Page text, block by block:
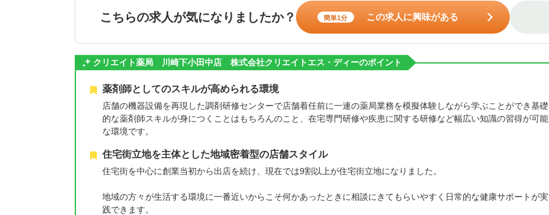
こちらの求人が気になりましたか？ 簡単1分 この求人に興味がある
クリエイト薬局 川崎下小田中店 株式会社クリエイトエス・ディーのポイント
薬剤師としてのスキルが高められる環境
店舗の機器設備を再現した調剤研修センターで店舗着任前に一連の薬局業務を模擬体験しながら学ぶことができ基礎
的な薬剤師スキルが身につくことはもちろんのこと、在宅専門研修や疾患に関する研修など幅広い知識の習得が可能
な環境です。
住宅街立地を主体とした地域密着型の店舗スタイル
住宅街を中心に創業当初から出店を続け、現在では9割以上が住宅街立地になりました。
地域の方々が生活する環境に一番近いからこそ何かあったときに相談にきてもらいやすく日常的な健康サポートが実
践できます。